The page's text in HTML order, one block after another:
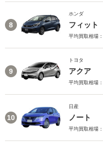
8
ホンダ
フィット
平均買取相場：
9
トヨタ
アクア
平均買取相場：
10
日産
ノート
平均買取相場：